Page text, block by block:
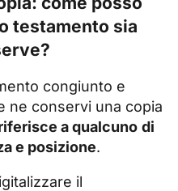
testamento sia
congiunto e
ne conservi una copia
a qualcuno di
e posizione.
il